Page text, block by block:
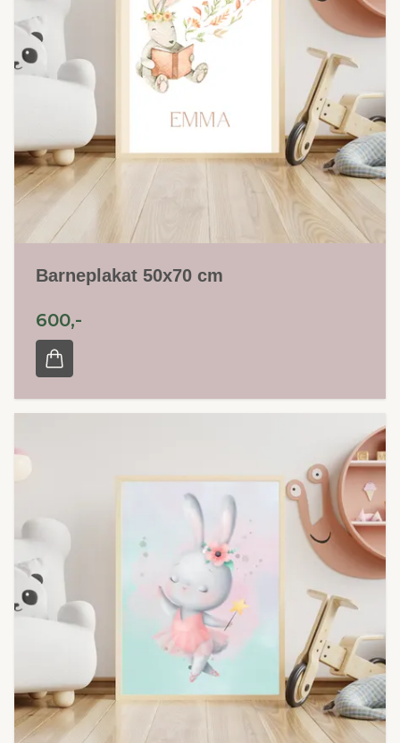
Barneplakat 50x70 cm
600,-